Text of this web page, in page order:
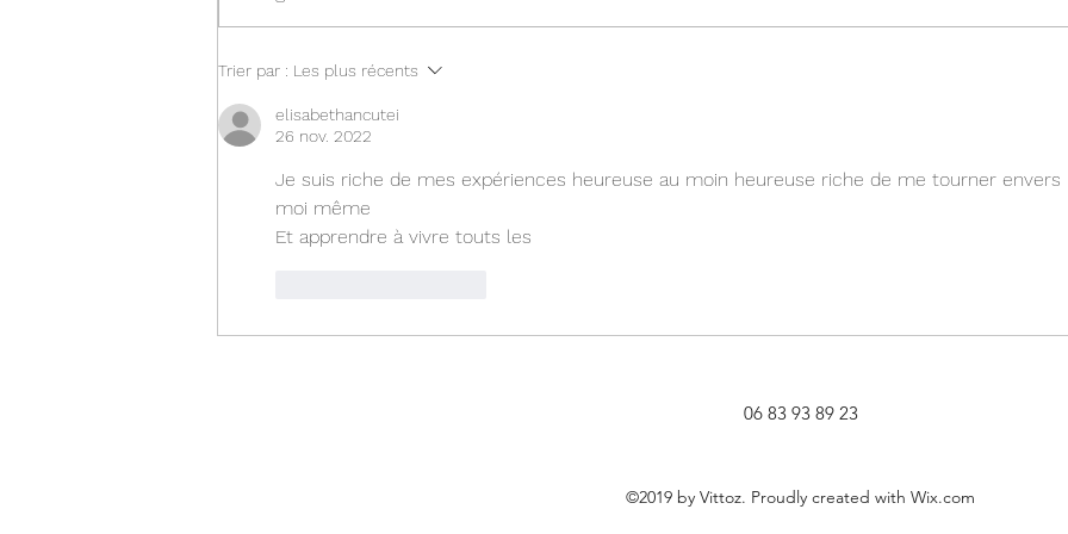
Trier par : Les plus récents
elisabethancutei
26 nov. 2022
Je suis riche de mes expériences heureuse au moin heureuse riche de me tourner envers
moi même
Et apprendre à vivre touts les
06 83 93 89 23
©2019 by Vittoz. Proudly created with Wix.com